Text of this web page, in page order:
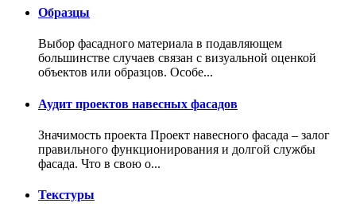
Образцы
Выбор фасадного материала в подавляющем
большинстве случаев связан с визуальной оценкой
объектов или образцов. Особе...
Аудит проектов навесных фасадов
Значимость проекта Проект навесного фасада – залог
правильного функционирования и долгой службы
фасада. Что в свою о...
Текстуры